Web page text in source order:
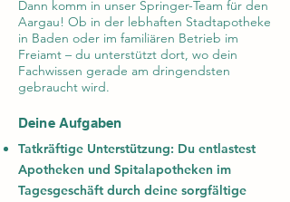
Dann komm in unser Springer-Team für den
Aargau! Ob in der lebhaften Stadtapotheke
in Baden oder im familiären Betrieb im
Freiamt – du unterstützt dort, wo dein
Fachwissen gerade am dringendsten
gebraucht wird.
Deine Aufgaben
Tatkräftige Unterstützung: Du entlastest
Apotheken und Spitalapotheken im
Tagesgeschäft durch deine sorgfältige